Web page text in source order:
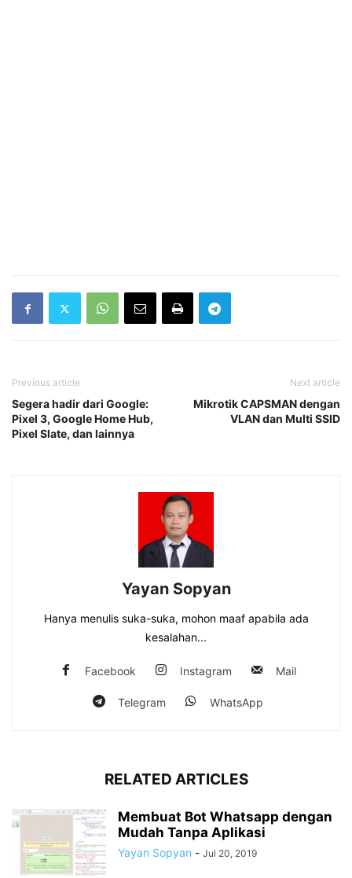
Previous article
Segera hadir dari Google:
Pixel 3, Google Home Hub,
Pixel Slate, dan lainnya
Next article
Mikrotik CAPSMAN dengan
VLAN dan Multi SSID
Yayan Sopyan
Hanya menulis suka-suka, mohon maaf apabila ada
kesalahan...
Facebook Instagram Mail
Telegram WhatsApp
RELATED ARTICLES
Membuat Bot Whatsapp dengan
Mudah Tanpa Aplikasi
Yayan Sopyan - Jul 20, 2019